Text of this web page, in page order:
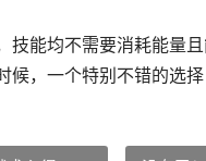
技能均不需要消耗能量
，一个特别不错的选择